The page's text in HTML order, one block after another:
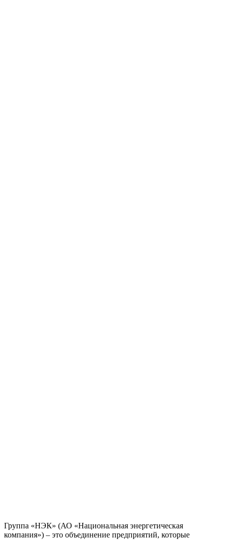
Группа «НЭК» (АО «Национальная энергетическая
компания») – это объединение предприятий, которые